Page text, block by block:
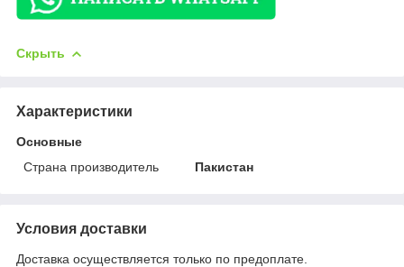
Скрыть
Характеристики
Основные
Страна производитель
Пакистан
Условия доставки
Доставка осуществляется только по предоплате.